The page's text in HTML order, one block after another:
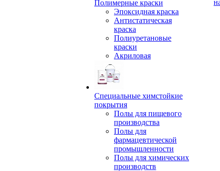
Полимерные краски
Эпоксидная краска
Антистатическая
краска
Полиуретановые
краски
Акриловая
Специальные химстойкие
покрытия
Полы для пищевого
производства
Полы для
фармацевтической
промышленности
Полы для химических
производств